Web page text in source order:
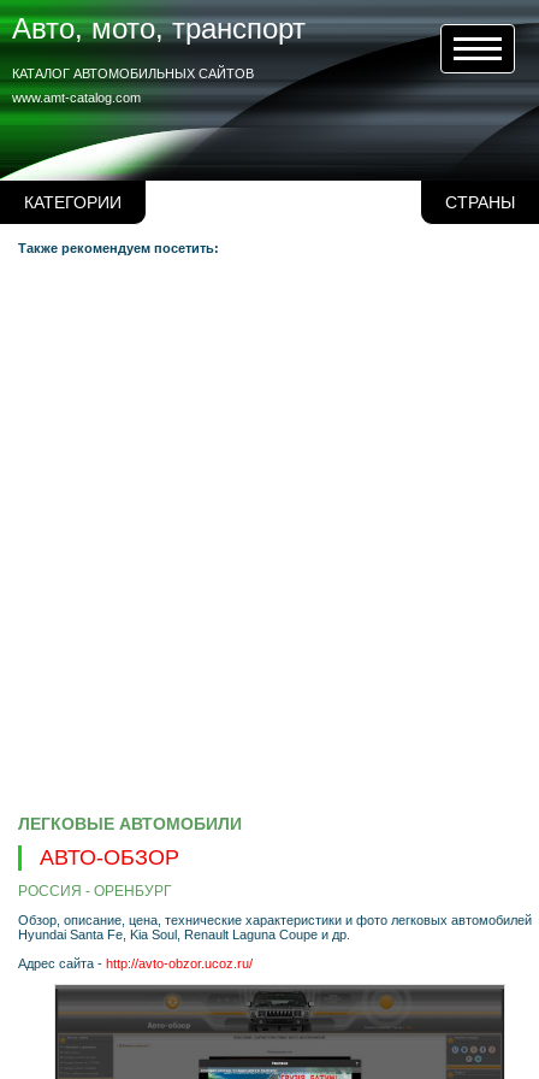
КАТЕГОРИИ СТРАНЫ
Авто, мото, транспорт
www.amt-catalog.com
КАТАЛОГ АВТОМОБИЛЬНЫХ САЙТОВ
Также рекомендуем посетить:
ЛЕГКОВЫЕ АВТОМОБИЛИ
АВТО-ОБЗОР
РОССИЯ - ОРЕНБУРГ
Обзор, описание, цена, технические характеристики и фото легковых автомобилей
Hyundai Santa Fe, Kia Soul, Renault Laguna Coupe и др.
Адрес сайта - http://avto-obzor.ucoz.ru/